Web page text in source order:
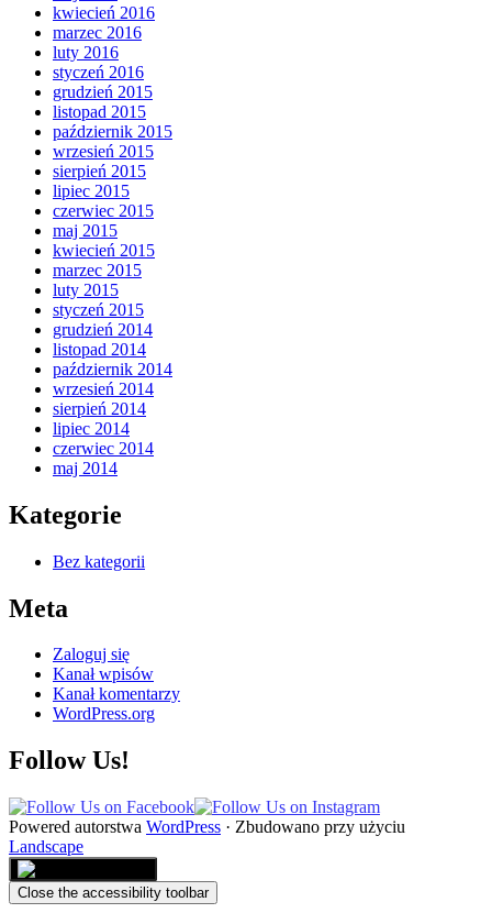
kwiecień 2016
marzec 2016
luty 2016
styczeń 2016
grudzień 2015
listopad 2015
październik 2015
wrzesień 2015
sierpień 2015
lipiec 2015
czerwiec 2015
maj 2015
kwiecień 2015
marzec 2015
luty 2015
styczeń 2015
grudzień 2014
listopad 2014
październik 2014
wrzesień 2014
sierpień 2014
lipiec 2014
czerwiec 2014
maj 2014
Kategorie
Bez kategorii
Meta
Zaloguj się
Kanał wpisów
Kanał komentarzy
WordPress.org
Follow Us!
Powered autorstwa WordPress · Zbudowano przy użyciu
Landscape
Close the accessibility toolbar